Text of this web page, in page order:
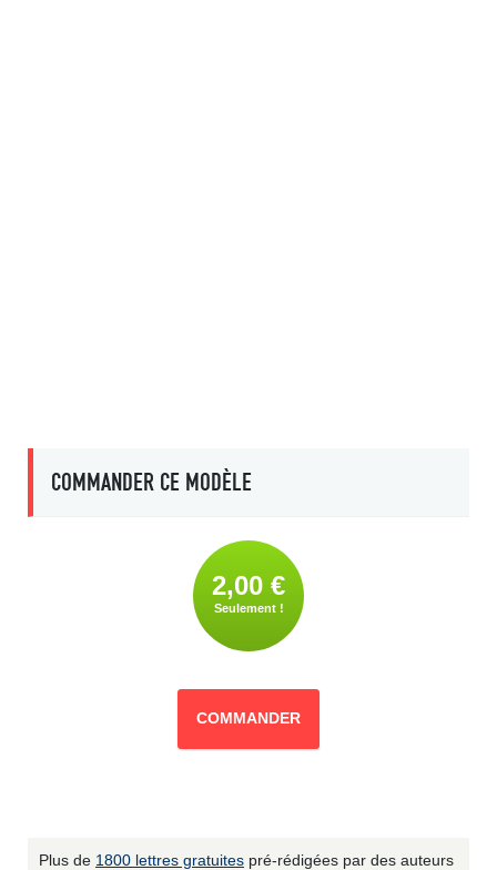
COMMANDER CE MODÈLE
2,00 €
Seulement !
COMMANDER
Plus de 1800 lettres gratuites pré-rédigées par des auteurs